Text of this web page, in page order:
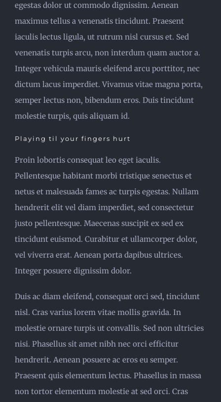
egestas dolor ut commodo dignissim. Aenean
maximus tellus a venenatis tincidunt. Praesent
iaculis lectus ligula, ut rutrum nisl cursus et. Sed
venenatis turpis arcu, non interdum quam auctor a.
Integer vehicula mauris eleifend arcu porttitor, nec
dictum lacus imperdiet. Vivamus vitae magna porta,
semper lectus non, bibendum eros. Duis tincidunt
molestie turpis, quis aliquam id.
Playing til your fingers hurt
Proin lobortis consequat leo eget iaculis.
Pellentesque habitant morbi tristique senectus et
netus et malesuada fames ac turpis egestas. Nullam
hendrerit elit vel diam imperdiet, sed consectetur
justo pellentesque. Maecenas suscipit ex sed ex
tincidunt euismod. Curabitur et ullamcorper dolor,
vel viverra erat. Aenean porta dapibus ultrices.
Integer posuere dignissim dolor.
Duis ac diam eleifend, consequat orci sed, tincidunt
nisl. Cras varius lorem vitae mollis gravida. In
molestie ornare turpis ut convallis. Sed non ultricies
nisi. Phasellus sit amet nibh nec orci efficitur
hendrerit. Aenean posuere ac eros eu semper.
Praesent quis elementum lectus. Phasellus in massa
non tortor elementum molestie at sed orci. Cras